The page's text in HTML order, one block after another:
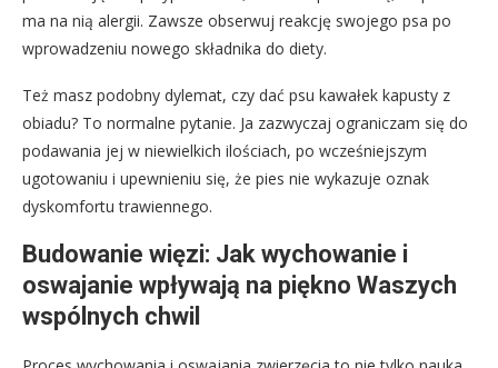
ma na nią alergii. Zawsze obserwuj reakcję swojego psa po
wprowadzeniu nowego składnika do diety.
Też masz podobny dylemat, czy dać psu kawałek kapusty z
obiadu? To normalne pytanie. Ja zazwyczaj ograniczam się do
podawania jej w niewielkich ilościach, po wcześniejszym
ugotowaniu i upewnieniu się, że pies nie wykazuje oznak
dyskomfortu trawiennego.
Budowanie więzi: Jak wychowanie i
oswajanie wpływają na piękno Waszych
wspólnych chwil